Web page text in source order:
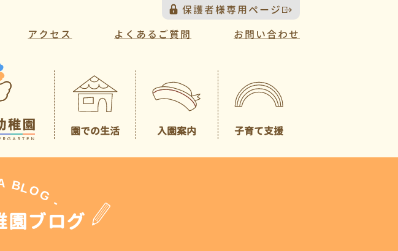
保護者様専用ページ
アクセス よくあるご質問 お問い合わせ
園での生活
一日の様子
入園案内
園見学について
子育て支援
（未就園児クラス）
一時預かり
BLOG -
園ブログ